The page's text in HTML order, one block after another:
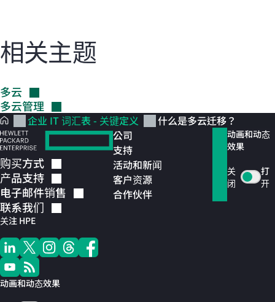
相关主题
多云
多云管理
企业 IT 词汇表 - 关键定义 什么是多云迁移？
购买方式
产品支持
电子邮件销售
联系我们
关注 HPE
动画和动态效果
公司
支持
活动和新闻
客户资源
合作伙伴
动画和动态
效果
关
闭
打
开